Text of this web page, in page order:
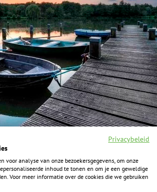
P
i
n
Privacybeleid
voor analyse van onze bezoekersgegevens, om onze
inhoud te tonen en om je een geweldige
Voor meer informatie over de cookies die we gebruiken